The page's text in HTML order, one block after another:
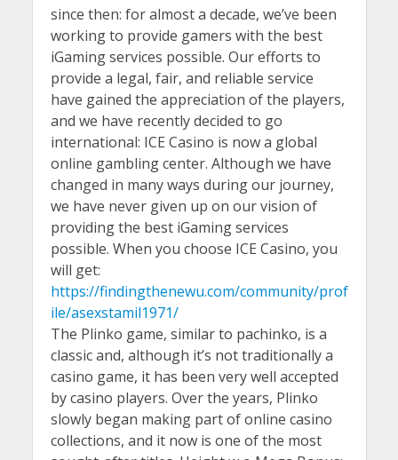
since then: for almost a decade, we’ve been
working to provide gamers with the best
iGaming services possible. Our efforts to
provide a legal, fair, and reliable service
have gained the appreciation of the players,
and we have recently decided to go
international: ICE Casino is now a global
online gambling center. Although we have
changed in many ways during our journey,
we have never given up on our vision of
providing the best iGaming services
possible. When you choose ICE Casino, you
will get:
https://findingthenewu.com/community/prof
ile/asexstamil1971/
The Plinko game, similar to pachinko, is a
classic and, although it’s not traditionally a
casino game, it has been very well accepted
by casino players. Over the years, Plinko
slowly began making part of online casino
collections, and it now is one of the most